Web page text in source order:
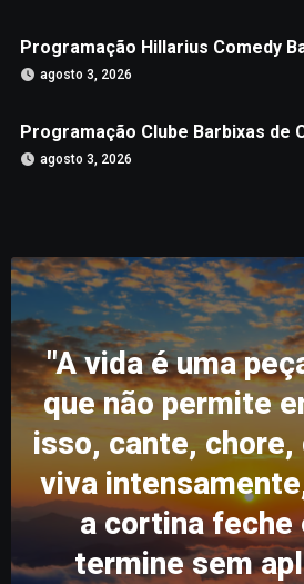
Programação Hillarius Comedy
agosto 3, 2026
Programação Clube Barbixas de
agosto 3, 2026
"A vida é uma
que não permite
isso, cante, chore,
viva
a cortina feche
termine sem